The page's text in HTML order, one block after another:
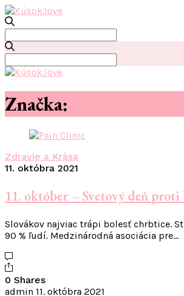
for:
for:
Značka:
Zdravie a Krása
11. októbra 2021
11. október – Svetový deň proti
Slovákov najviac trápi bolesť chrbtice.
90 % ľudí. Medzinárodná asociácia pre…
0 Shares
admin 11. októbra 2021